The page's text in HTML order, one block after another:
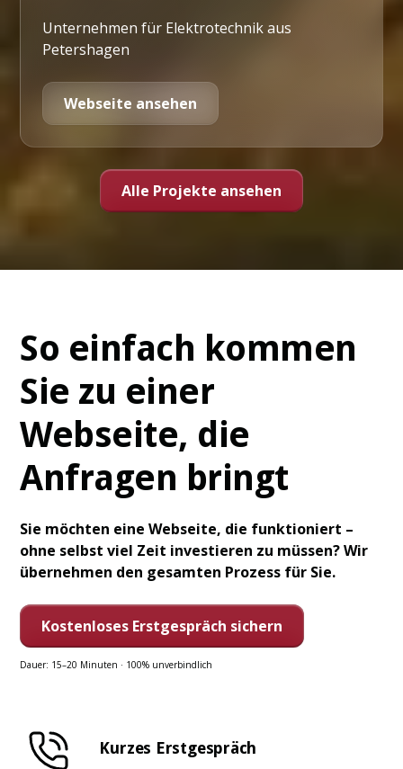
Unternehmen für Elektrotechnik aus
Petershagen
Webseite ansehen
Alle Projekte ansehen
So einfach kommen
Sie zu einer
Webseite, die
Anfragen bringt
Sie möchten eine Webseite, die funktioniert –
ohne selbst viel Zeit investieren zu müssen? Wir
übernehmen den gesamten Prozess für Sie.
Kostenloses Erstgespräch sichern
Dauer: 15–20 Minuten · 100% unverbindlich
Kurzes Erstgespräch